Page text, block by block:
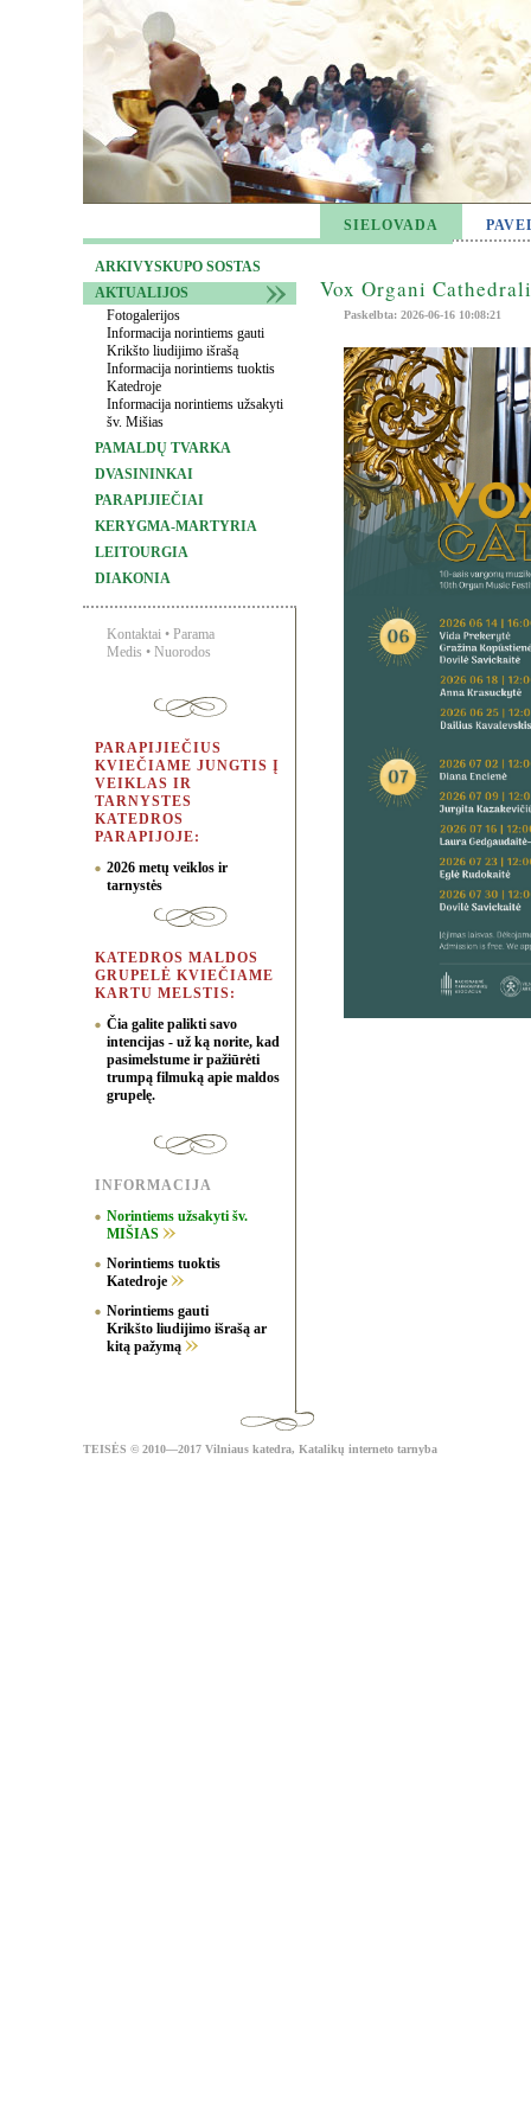
SIELOVADA
ARKIVYSKUPO SOSTAS
AKTUALIJOS
Fotogalerijos
Informacija norintiems gauti
Krikšto liudijimo išrašą
Informacija norintiems tuoktis
Katedroje
Informacija norintiems užsakyti
šv. Mišias
PAMALDŲ TVARKA
DVASININKAI
PARAPIJIEČIAI
KERYGMA-MARTYRIA
LEITOURGIA
DIAKONIA
Kontaktai • Parama
Medis • Nuorodos
PARAPIJIEČIUS
KVIEČIAME JUNGTIS Į
VEIKLAS IR
TARNYSTES
KATEDROS
PARAPIJOJE:
2026 metų veiklos ir
tarnystės
KATEDROS MALDOS
GRUPELĖ KVIEČIAME
KARTU MELSTIS:
Čia galite palikti savo
intencijas - už ką norite, kad
pasimelstume ir pažiūrėti
trumpą filmuką apie maldos
grupelę.
INFORMACIJA
Norintiems užsakyti šv.
MIŠIAS
Norintiems tuoktis
Katedroje
Norintiems gauti
Krikšto liudijimo išrašą ar
kitą pažymą
Vox Organi
Paskelbta: 2026-06-16 10:08:21
TEISĖS © 2010—2017 Vilniaus katedra, Katalikų interneto tarnyba